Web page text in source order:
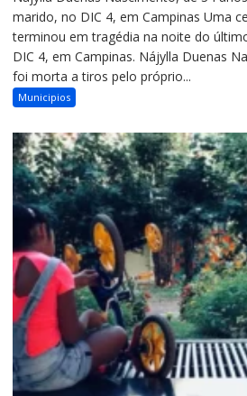
marido, no DIC 4, em Campinas Uma
terminou em tragédia na noite do
DIC 4, em Campinas. Nájylla Duenas
foi morta a tiros pelo próprio...
Municipios